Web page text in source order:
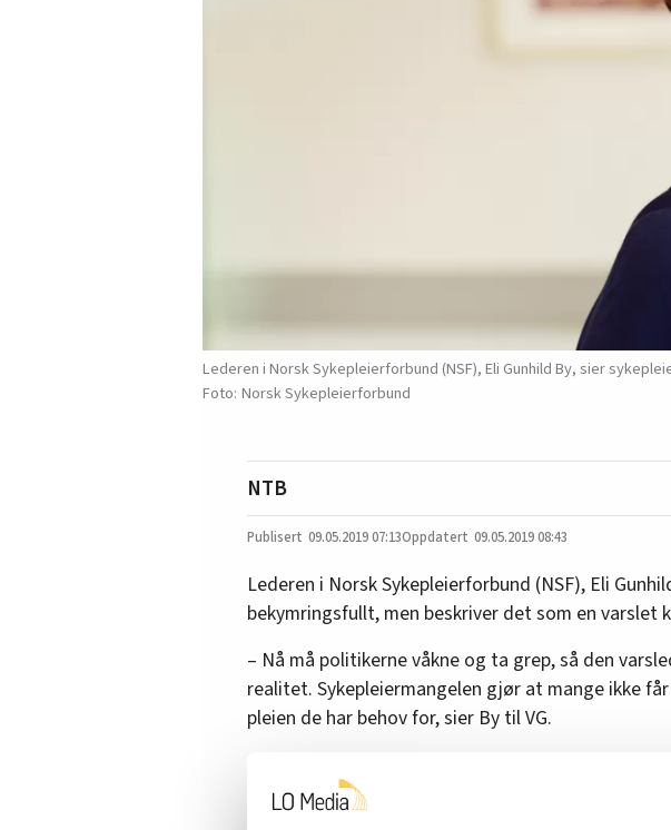
Lederen i Norsk Sykepleierforbund (NSF), Eli Gunhild By, sier
Norsk Sykepleierforbund
NTB
09.05.201907:13 09.05.2019 08:43
Lederen i Norsk Sykepleierforbund (NSF), Eli
bekymringsfullt, men beskriver det som en varslet
– Nå må politikerne våkne og ta grep, så den
realitet. Sykepleiermangelen gjør at mange ikke
pleien de har behov for, sier By til VG.
kommer det også fram at bemanningsbehovet i